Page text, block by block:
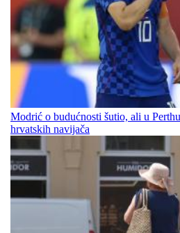
Modrić o budućnosti šutio, ali u
hrvatskih navijača